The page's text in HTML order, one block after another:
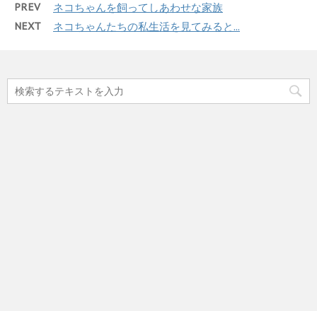
PREV ネコちゃんを飼ってしあわせな家族
NEXT ネコちゃんたちの私生活を見てみると...